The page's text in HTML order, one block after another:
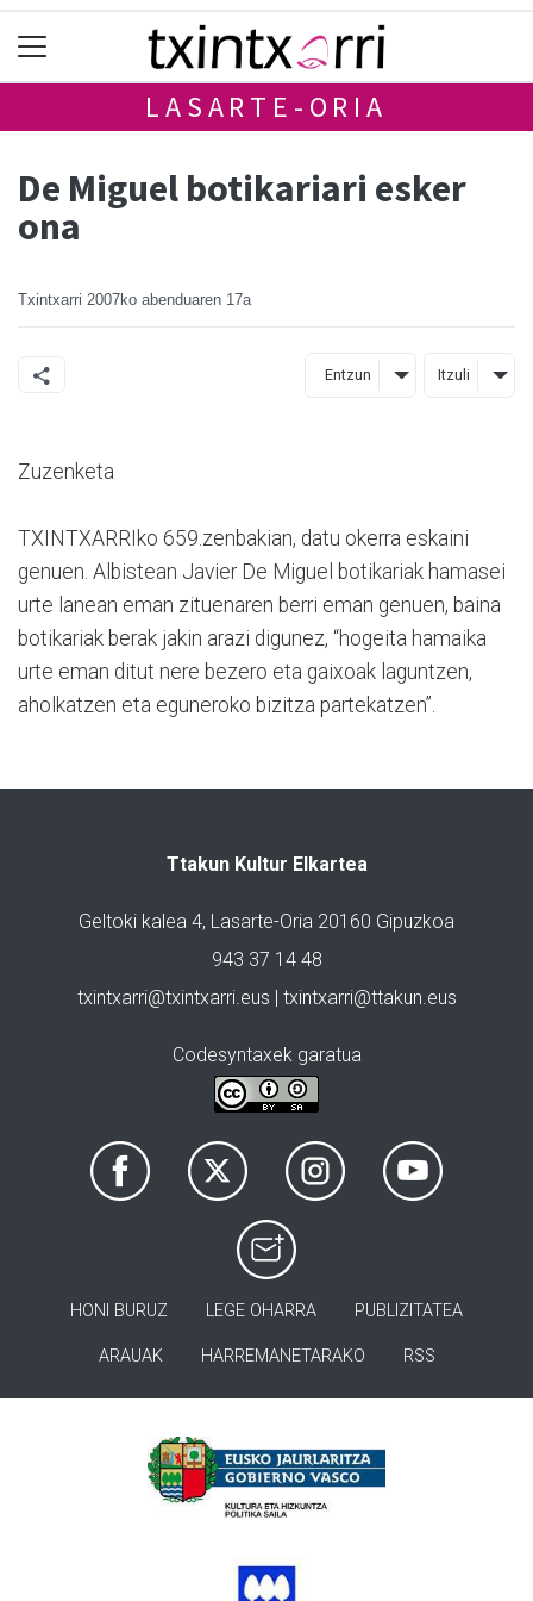
LASARTE-ORIA
De Miguel botikariari esker
ona
Txintxarri 2007ko abenduaren 17a
Entzun Itzuli
Zuzenketa
TXINTXARRIko 659.zenbakian, datu okerra eskaini
genuen. Albistean Javier De Miguel botikariak hamasei
urte lanean eman zituenaren berri eman genuen, baina
botikariak berak jakin arazi digunez, “hogeita hamaika
urte eman ditut nere bezero eta gaixoak laguntzen,
aholkatzen eta eguneroko bizitza partekatzen”.
Ttakun Kultur Elkartea
Geltoki kalea 4, Lasarte-Oria 20160 Gipuzkoa
943 37 14 48
txintxarri@txintxarri.eus | txintxarri@ttakun.eus
Codesyntaxek garatua
HONI BURUZ LEGE OHARRA PUBLIZITATEA
ARAUAK HARREMANETARAKO RSS